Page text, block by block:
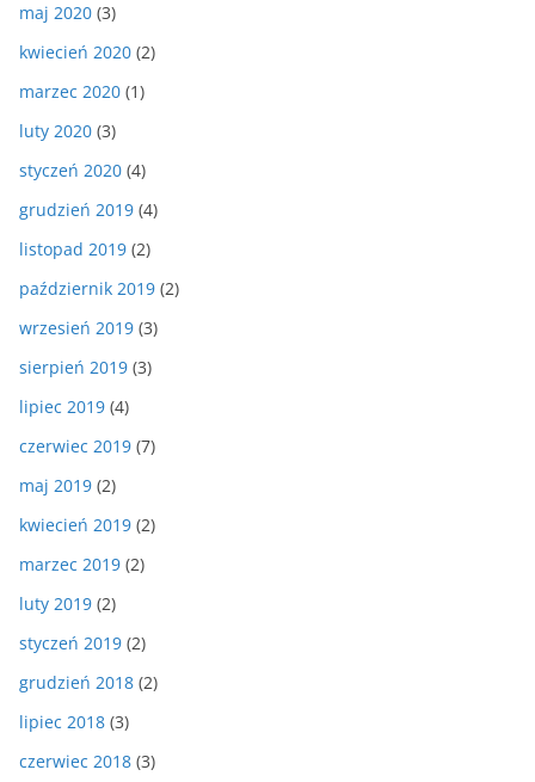
maj 2020 (3)
kwiecień 2020 (2)
marzec 2020 (1)
luty 2020 (3)
styczeń 2020 (4)
grudzień 2019 (4)
listopad 2019 (2)
październik 2019 (2)
wrzesień 2019 (3)
sierpień 2019 (3)
lipiec 2019 (4)
czerwiec 2019 (7)
maj 2019 (2)
kwiecień 2019 (2)
marzec 2019 (2)
luty 2019 (2)
styczeń 2019 (2)
grudzień 2018 (2)
lipiec 2018 (3)
czerwiec 2018 (3)